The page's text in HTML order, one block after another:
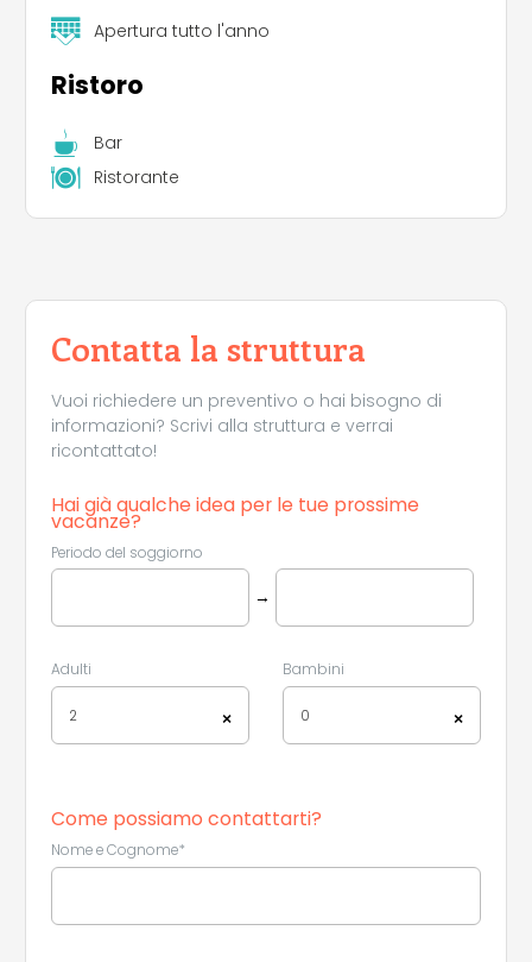
Apertura tutto l'anno
Ristoro
Bar
Ristorante
Contatta la struttura
Vuoi richiedere un preventivo o hai bisogno di
informazioni? Scrivi alla struttura e verrai
ricontattato!
Hai già qualche idea per le tue prossime
vacanze?
Periodo del soggiorno
→
Adulti
×
2
Bambini
×
0
Come possiamo contattarti?
Nome e Cognome*